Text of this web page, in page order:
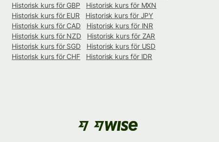
Historisk kurs för GBP
Historisk kurs för MXN
Historisk kurs för EUR
Historisk kurs för JPY
Historisk kurs för CAD
Historisk kurs för INR
Historisk kurs för NZD
Historisk kurs för ZAR
Historisk kurs för SGD
Historisk kurs för USD
Historisk kurs för CHF
Historisk kurs för IDR